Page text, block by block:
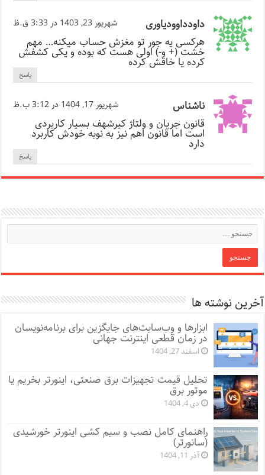
داودداوودیاوری شهریور 23, 1403 در 3:33 ق.ظ
هرکسی یه جور تو مغزش حساب میکنه… مهم
خشت (+ و-) اولی هست که بوده و یکی کشفش
کرده یا خاقش کرده
پاسخ
ناشناس شهریور 17, 1404 در 3:12 ب.ظ
قانون جریان و ولتاژ کیرشهف بسیار کاربردی
است اما قانون اهم نیز به نوبه خودش کاربرد
دارد
پاسخ
آخرین نوشته ها
ابزارها و وب‌سایت‌های جایگزین برای برنامه‌نویسان
در زمان قطعی اینترنت جهانی
اسفند 27, 1404
تحلیل قیمت تجهیزات برق صنعتی، اینورتر بخریم یا
موتور برق
دی 4, 1404
راهنمای کامل نصب و سیم کشی اینورتر خورشیدی
(سانورتر)
آذر 11, 1404